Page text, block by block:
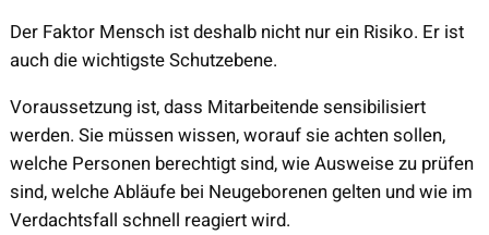
Der Faktor Mensch ist deshalb nicht nur ein Risiko. Er ist
auch die wichtigste Schutzebene.
Voraussetzung ist, dass Mitarbeitende sensibilisiert
werden. Sie müssen wissen, worauf sie achten sollen,
welche Personen berechtigt sind, wie Ausweise zu prüfen
sind, welche Abläufe bei Neugeborenen gelten und wie im
Verdachtsfall schnell reagiert wird.